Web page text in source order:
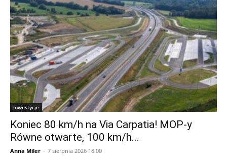
Inwestycje
Koniec 80 km/h na Via Carpatia! MOP-y
Równe otwarte, 100 km/h...
Anna Miler - 7 sierpnia 2026 18:00